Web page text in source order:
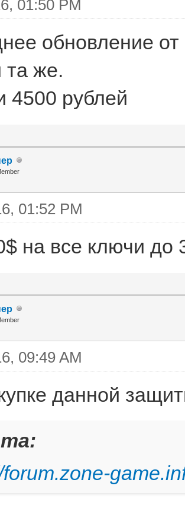
01:50 PM
обновление
та же.
4500 рублей
01:52 PM
на все ключи до
09:49 AM
данной